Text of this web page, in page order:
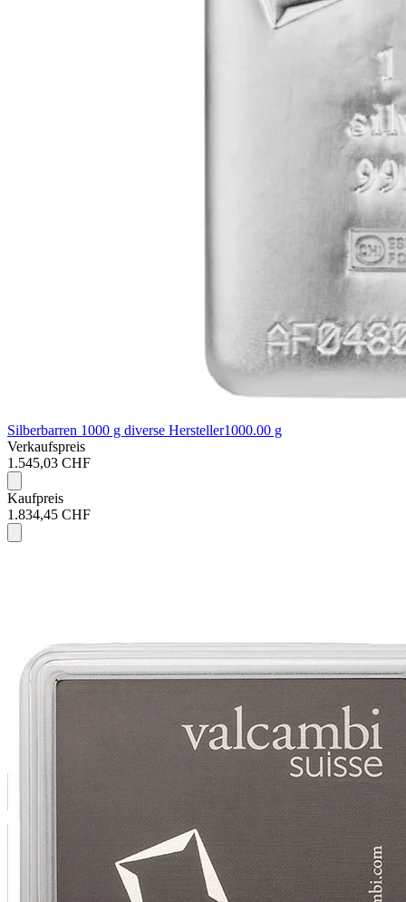
Silberbarren 1000 g diverse Hersteller1000.00 g
Verkaufspreis
1.545,03 CHF
Kaufpreis
1.834,45 CHF